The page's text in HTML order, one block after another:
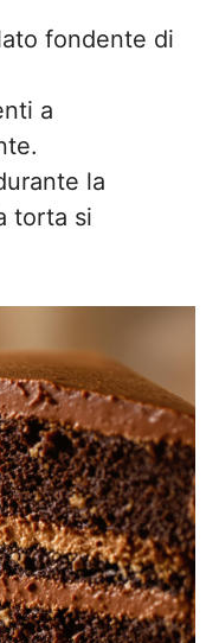
fondente di
a
la
torta si